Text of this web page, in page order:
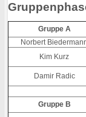
Gruppe A
Norbert
Kim Kurz
Damir Radic
Gruppe B